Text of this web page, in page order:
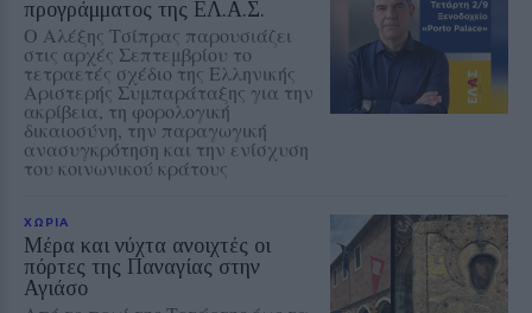
προγράμματος της ΕΛ.Α.Σ.
Ο Αλέξης Τσίπρας παρουσιάζει
στις αρχές Σεπτεμβρίου το
τετραετές σχέδιο της Ελληνικής
Αριστερής Συμπαράταξης για την
ακρίβεια, τη φορολογική
δικαιοσύνη, την παραγωγική
ανασυγκρότηση και την ενίσχυση
του κοινωνικού κράτους
ΧΩΡΙΑ
Μέρα και νύχτα ανοιχτές οι
πόρτες της Παναγίας στην
Αγιάσο